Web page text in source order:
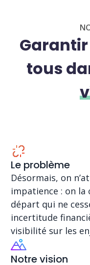
Garantir
tous
Le problème
Désormais, on
impatience : on la
départ qui ne
incertitude
visibilité sur les
Notre vision